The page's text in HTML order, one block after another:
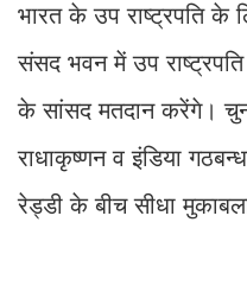
भारत के उप राष्ट्रपति
संसद भवन में उप
के सांसद मतदान करेंगे।
राधाकृष्णन व इंडिया
रेड्डी के बीच सीधा